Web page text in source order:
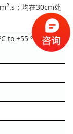
2.s；均在30cm处
to +55 ºC (最大